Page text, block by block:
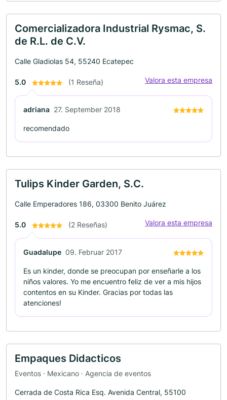
Comercializadora Industrial Rysmac, S.
de R.L. de C.V.
Calle Gladiolas 54, 55240 Ecatepec
5.0 (1 Reseña) Valora esta empresa
adriana 27. September 2018
recomendado
Tulips Kinder Garden, S.C.
Calle Emperadores 186, 03300 Benito Juárez
5.0 (2 Reseñas) Valora esta empresa
Guadalupe 09. Februar 2017
Es un kinder, donde se preocupan por enseñarle a los
niños valores. Yo me encuentro feliz de ver a mis hijos
contentos en su Kinder. Gracias por todas las
atenciones!
Empaques Didacticos
Eventos · Mexicano · Agencia de eventos
Cerrada de Costa Rica Esq. Avenida Central, 55100